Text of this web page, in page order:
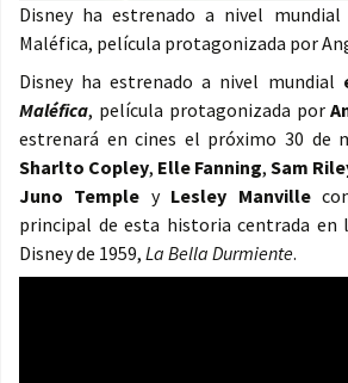
Disney ha estrenado a nivel
Maléfica, película protagonizada por
Disney ha estrenado a nivel mundial
Maléfica, película protagonizada por
estrenará en cines el próximo 30 de
Sharlto Copley, Elle Fanning, Sam
Juno Temple y Lesley Manville
principal de esta historia centrada en
Disney de 1959, La Bella Durmiente.